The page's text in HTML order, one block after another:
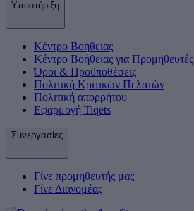
Υποστήριξη
Κέντρο Βοήθειας
Κέντρο Βοήθειας για Προμηθευτές
Όροι & Προϋποθέσεις
Πολιτική Κριτικών Πελατών
Πολιτική απορρήτου
Εφαρμογή Tiqets
Συνεργασίες
Γίνε προμηθευτής μας
Γίνε Διανομέας